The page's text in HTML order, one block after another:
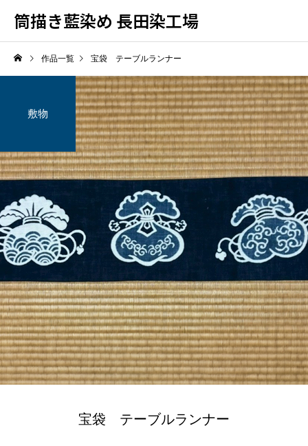
筒描き藍染め 長田染工場
作品一覧 宝袋 テーブルランナー
敷物
宝袋 テーブルランナー